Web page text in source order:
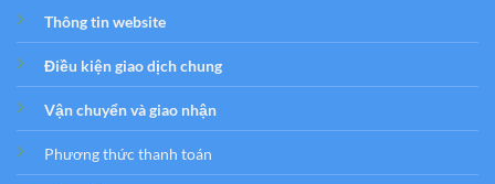
Thông tin website
Điều kiện giao dịch chung
Vận chuyển và giao nhận
Phương thức thanh toán